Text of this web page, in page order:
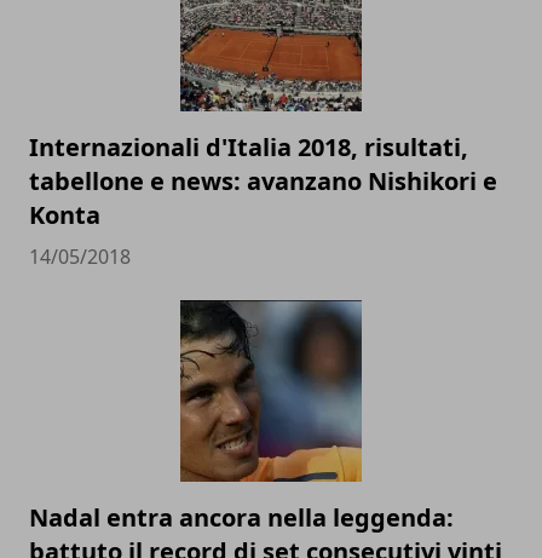
Internazionali d'Italia 2018, risultati,
tabellone e news: avanzano Nishikori e
Konta
14/05/2018
Nadal entra ancora nella leggenda:
battuto il record di set consecutivi vinti